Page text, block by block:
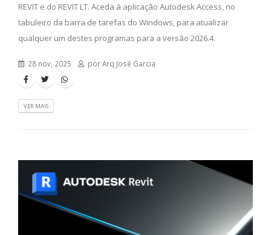
REVIT e do REVIT LT. Aceda à aplicação Autodesk Access, no
tabuleiro da barra de tarefas do Windows, para atualizar
qualquer um destes programas para a versão 2026.4.
28 nov, 2025 por Arq José Garcia
VER MAIS